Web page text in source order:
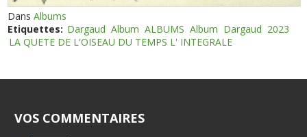
DansAlbums
Etiquettes: Dargaud Album ALBUMS Album Dargaud 2023
LA QUETE DE L'OISEAU DU TEMPS L' INTEGRALE
VOS COMMENTAIRES